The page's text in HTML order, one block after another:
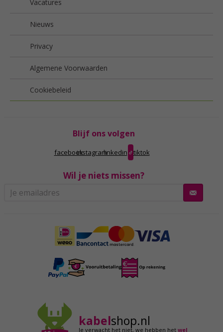
Vacatures
Nieuws
Privacy
Algemene Voorwaarden
Cookiebeleid
Blijf ons volgen
facebookinstagramlinkedin tiktok
Wil je niets missen?
kabelshop.nl
Je verwacht het niet,we hebben hetwel